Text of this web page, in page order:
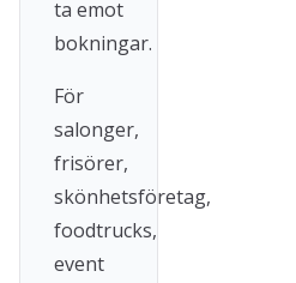
ta emot
bokningar.
För
salonger,
frisörer,
skönhetsföretag,
foodtrucks,
event